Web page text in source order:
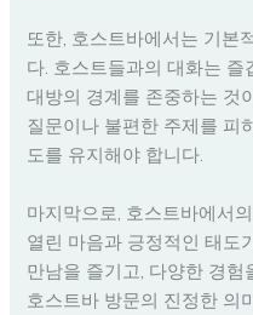
또한, 호스트바에서는 기본
다. 호스트들과의 대화는
대방의 경계를 존중하는 것
질문이나 불편한 주제를 피
도를 유지해야 합니다.
마지막으로, 호스트바에서
열린 마음과 긍정적인 태도
만남을 즐기고, 다양한 경
호스트바 방문의 진정한 의